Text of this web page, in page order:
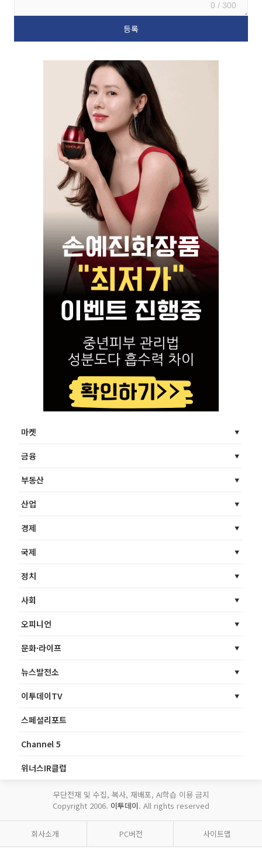
0 / 300
마켓
금융
부동산
산업
경제
국제
정치
사회
오피니언
문화·라이프
뉴스발전소
이투데이TV
스페셜리포트
Channel 5
위너스IR클럽
무단전재 및 수집, 복사, 재배포, AI학습 이용 금지
Copyright 2006. 이투데이. All rights reserved
회사소개 PC버전 사이트맵